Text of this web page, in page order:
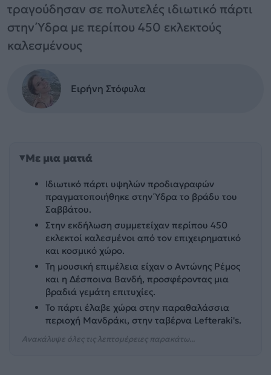
τραγούδησαν σε πολυτελές ιδιωτικό πάρτι
στην Ύδρα με περίπου 450 εκλεκτούς
καλεσμένους
Ειρήνη Στόφυλα
Με μια ματιά
Ιδιωτικό πάρτι υψηλών προδιαγραφών
πραγματοποιήθηκε στην Ύδρα το βράδυ του
Σαββάτου.
Στην εκδήλωση συμμετείχαν περίπου 450
εκλεκτοί καλεσμένοι από τον επιχειρηματικό
και κοσμικό χώρο.
Τη μουσική επιμέλεια είχαν ο Αντώνης Ρέμος
και η Δέσποινα Βανδή, προσφέροντας μια
βραδιά γεμάτη επιτυχίες.
Το πάρτι έλαβε χώρα στην παραθαλάσσια
περιοχή Μανδράκι, στην ταβέρνα Lefteraki's.
Ανακάλυψε όλες τις λεπτομέρειες παρακάτω...